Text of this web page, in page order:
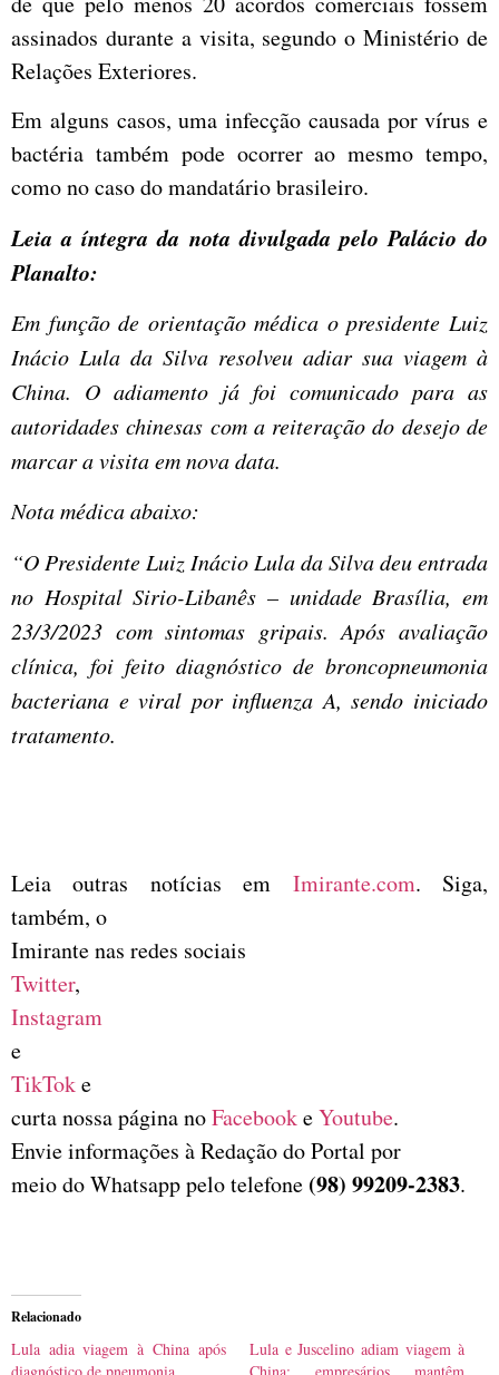
assinados durante a visita, segundo o Ministério de
Relações Exteriores.
Em alguns casos, uma infecção causada por vírus e
bactéria também pode ocorrer ao mesmo tempo,
como no caso do mandatário brasileiro.
Leia a íntegra da nota divulgada pelo Palácio do
Planalto:
Em função de orientação médica o presidente Luiz
Inácio Lula da Silva resolveu adiar sua viagem à
China. O adiamento já foi comunicado para as
autoridades chinesas com a reiteração do desejo de
marcar a visita em nova data.
Nota médica abaixo:
“O Presidente Luiz Inácio Lula da Silva deu entrada
no Hospital Sirio-Libanês – unidade Brasília, em
23/3/2023 com sintomas gripais. Após avaliação
clínica, foi feito diagnóstico de broncopneumonia
bacteriana e viral por influenza A, sendo iniciado
tratamento.
Leia outras notícias em Imirante.com. Siga,
também, o
Imirante nas redes sociais
Twitter,
Instagram
e
TikToke
curta nossa página noFacebookeYoutube.
Envie informações à Redação do Portal por
meio do Whatsapp pelo telefone (98) 99209-2383.
Relacionado
Lula adia viagem à China após
Lula e Juscelino adiam viagem à